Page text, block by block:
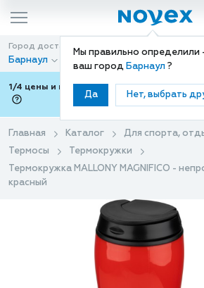
Мы правильно определили
ваш город Барнаул ?
Да Нет, выбрать
Город доставки
Барнаул
Способ
1/4 цены и покупки ваши с Подели
от
Главная Каталог
Для спорта,
Термосы
Термокружки
Термокружка MALLONY MAGNIFICO -
красный